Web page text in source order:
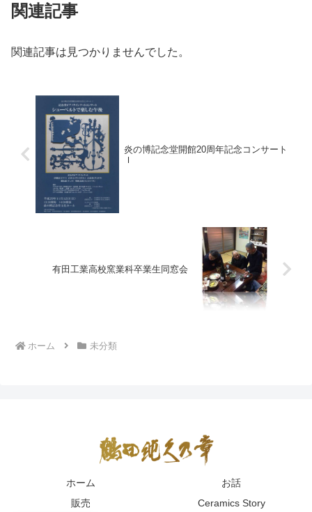
関連記事
関連記事は見つかりませんでした。
炎の博記念堂開館20周年記念コンサート
Ｉ
有田工業高校窯業科卒業生同窓会
ホーム 未分類
ホーム
お話
販売
Ceramics Story